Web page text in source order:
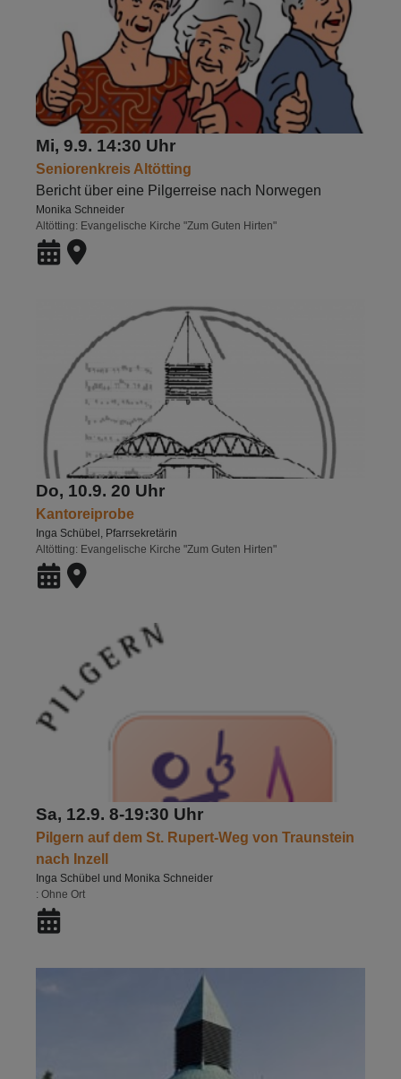
Mi, 9.9. 14:30 Uhr
Seniorenkreis Altötting
Bericht über eine Pilgerreise nach Norwegen
Monika Schneider
Altötting
Evangelische Kirche "Zum Guten Hirten"
Do, 10.9. 20 Uhr
Kantoreiprobe
Inga Schübel, Pfarrsekretärin
Altötting
Evangelische Kirche "Zum Guten Hirten"
Sa, 12.9. 8-19:30 Uhr
Pilgern auf dem St. Rupert-Weg von Traunstein
nach Inzell
Inga Schübel und Monika Schneider
Ohne Ort